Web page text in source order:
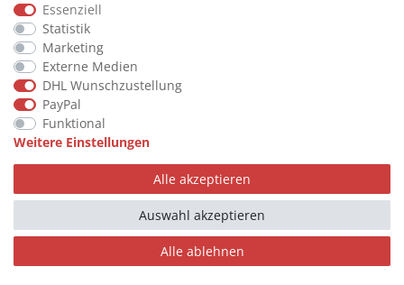
>
HANDPUMPEN FÜR BENZIN
>
HANDPUMPEN FÜR ÖLE
>
TANKANLAGEN
>
ADBLUE® BETANKUNG
INFORMATIONEN
>
VERTRAG WIDERRUFEN
>
WIDERRUFSRECHT
Essenziell
Statistik
Marketing
Externe Medien
DHL Wunschzustellung
PayPal
Funktional
Weitere Einstellungen
Alle akzeptieren
Alle ablehnen
Auswahl akzeptieren